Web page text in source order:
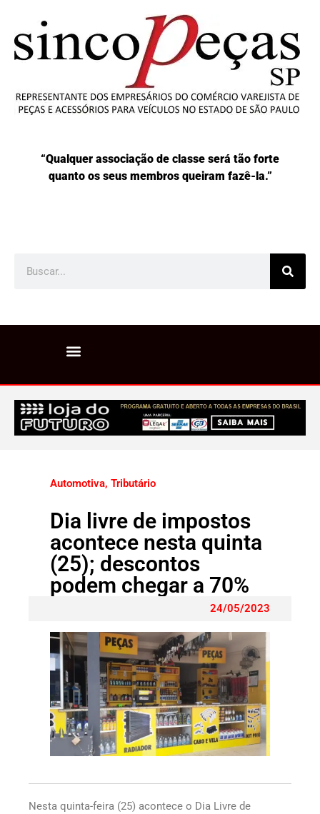
“Qualquer associação de classe será tão forte
quanto os seus membros queiram fazê-la.”
Automotiva, Tributário
Dia livre de impostos
acontece nesta quinta
(25); descontos
podem chegar a 70%
24/05/2023
Nesta quinta-feira (25) acontece o Dia Livre de